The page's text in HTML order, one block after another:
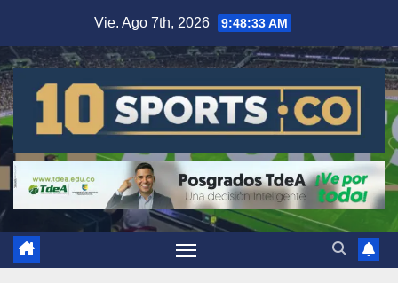
Vie. Ago 7th, 2026 9:48:33 AM